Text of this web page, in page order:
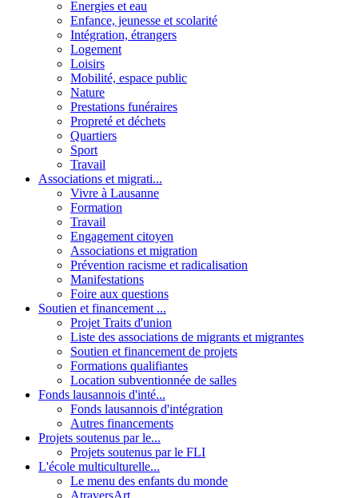
Energies et eau
Enfance, jeunesse et scolarité
Intégration, étrangers
Logement
Loisirs
Mobilité, espace public
Nature
Prestations funéraires
Propreté et déchets
Quartiers
Sport
Travail
Associations et migrati...
Vivre à Lausanne
Formation
Travail
Engagement citoyen
Associations et migration
Prévention racisme et radicalisation
Manifestations
Foire aux questions
Soutien et financement ...
Projet Traits d'union
Liste des associations de migrants et migrantes
Soutien et financement de projets
Formations qualifiantes
Location subventionnée de salles
Fonds lausannois d'inté...
Fonds lausannois d'intégration
Autres financements
Projets soutenus par le...
Projets soutenus par le FLI
L'école multiculturelle...
Le menu des enfants du monde
AtraversArt